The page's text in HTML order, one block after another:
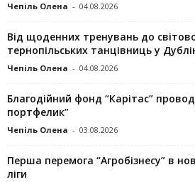
Чепіль Олена - 04.08.2026
Від щоденних тренувань до
тернопільських танцівниць у
Чепіль Олена - 04.08.2026
Благодійний фонд “Карітас”
портфелик”
Чепіль Олена - 03.08.2026
Перша перемога “Агробізнесу” в
ліги